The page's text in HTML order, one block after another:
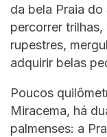
da bela Praia
percorrer
rupestres,
adquirir belas
Poucos
Miracema, há
palmenses: a